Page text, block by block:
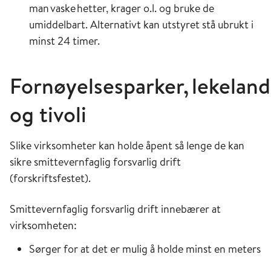
man vaske hetter, krager o.l. og bruke de
umiddelbart. Alternativt kan utstyret stå ubrukt i
minst 24 timer.
Fornøyelsesparker, lekeland
og tivoli
Slike virksomheter kan holde åpent så lenge de kan
sikre smittevernfaglig forsvarlig drift
(forskriftsfestet).
Smittevernfaglig forsvarlig drift innebærer at
virksomheten:
Sørger for at det er mulig å holde minst en meters